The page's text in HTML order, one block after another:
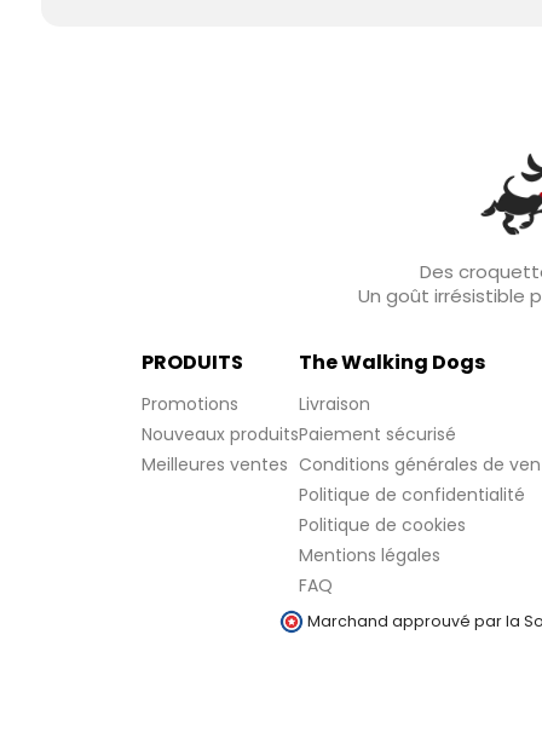
Des
Un goût irrésistible
PRODUITS
Promotions
Nouveaux produits
Meilleures ventes
The Walking Dogs
Livraison
Paiement sécurisé
Conditions générales de
Politique de confidentialité
Politique de cookies
Mentions légales
FAQ
Marchand approuvé par la